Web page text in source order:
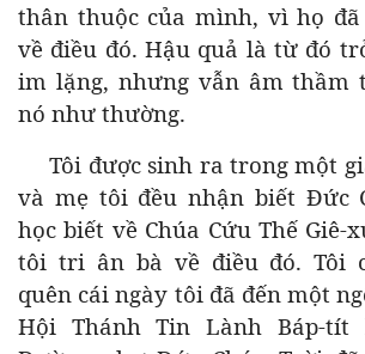
thân thuộc của mình, vì họ
về điều đó. Hậu quả là từ đó
im lặng, nhưng vẫn âm thầm
nó như thường.
Tôi được sinh ra trong một
và mẹ tôi đều nhận biết Đức
học biết về Chúa Cứu Thế
tôi tri ân bà về điều đó. Tôi
quên cái ngày tôi đã đến một
Hội Thánh Tin Lành Báp-tít